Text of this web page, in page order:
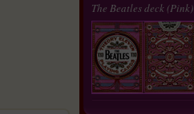
The Beatles deck (Pink)